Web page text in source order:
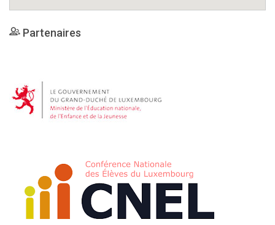
Partenaires